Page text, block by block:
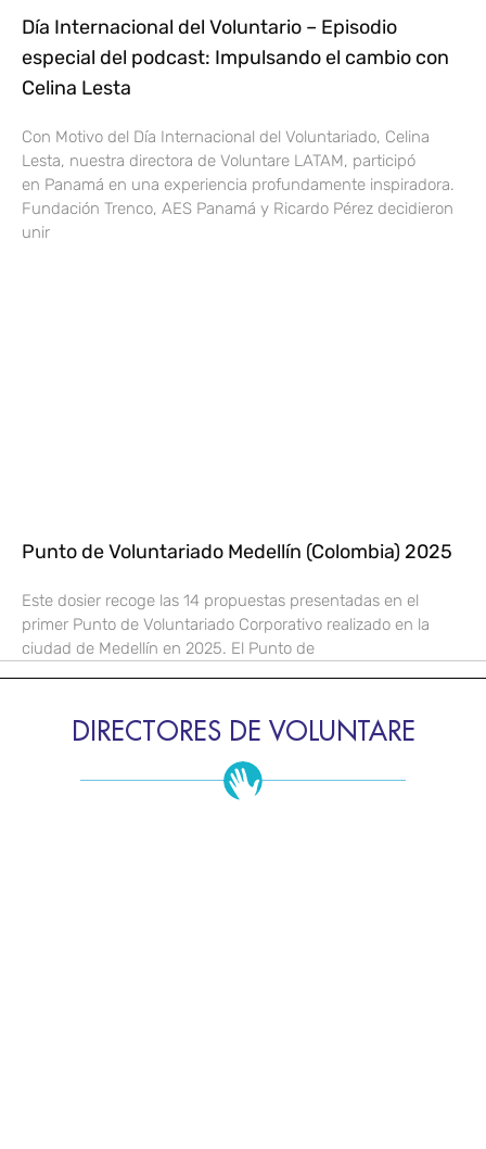
Día Internacional del Voluntario – Episodio
especial del podcast: Impulsando el cambio con
Celina Lesta
Con Motivo del Día Internacional del Voluntariado, Celina
Lesta, nuestra directora de Voluntare LATAM, participó
en Panamá en una experiencia profundamente inspiradora.
Fundación Trenco, AES Panamá y Ricardo Pérez decidieron
unir
Punto de Voluntariado Medellín (Colombia) 2025
Este dosier recoge las 14 propuestas presentadas en el
primer Punto de Voluntariado Corporativo realizado en la
ciudad de Medellín en 2025. El Punto de
DIRECTORES DE VOLUNTARE